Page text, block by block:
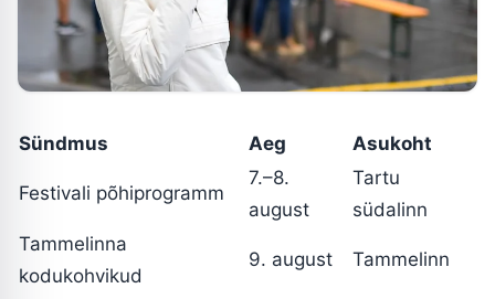
Sündmus Aeg Asukoht
Festivali põhiprogramm
7.–8.
august
Tartu
südalinn
Tammelinna
kodukohvikud
9. august Tammelinn